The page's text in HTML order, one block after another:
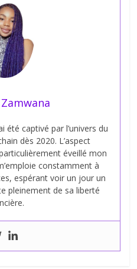
été captivé par l’univers du
dès 2020. L’aspect
éveillé mon
constamment à
espérant voir un jour un
pleinement de sa liberté